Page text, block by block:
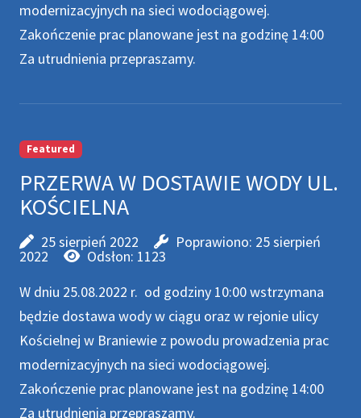
modernizacyjnych na sieci wodociągowej.
Zakończenie prac planowane jest na godzinę 14:00
Za utrudnienia przepraszamy.
Featured
PRZERWA W DOSTAWIE WODY UL.
KOŚCIELNA
25 sierpień 2022 Poprawiono: 25 sierpień
2022
Odsłon: 1123
W dniu 25.08.2022 r. od godziny 10:00 wstrzymana
będzie dostawa wody w ciągu oraz w rejonie ulicy
Kościelnej w Braniewie z powodu prowadzenia prac
modernizacyjnych na sieci wodociągowej.
Zakończenie prac planowane jest na godzinę 14:00
Za utrudnienia przepraszamy.